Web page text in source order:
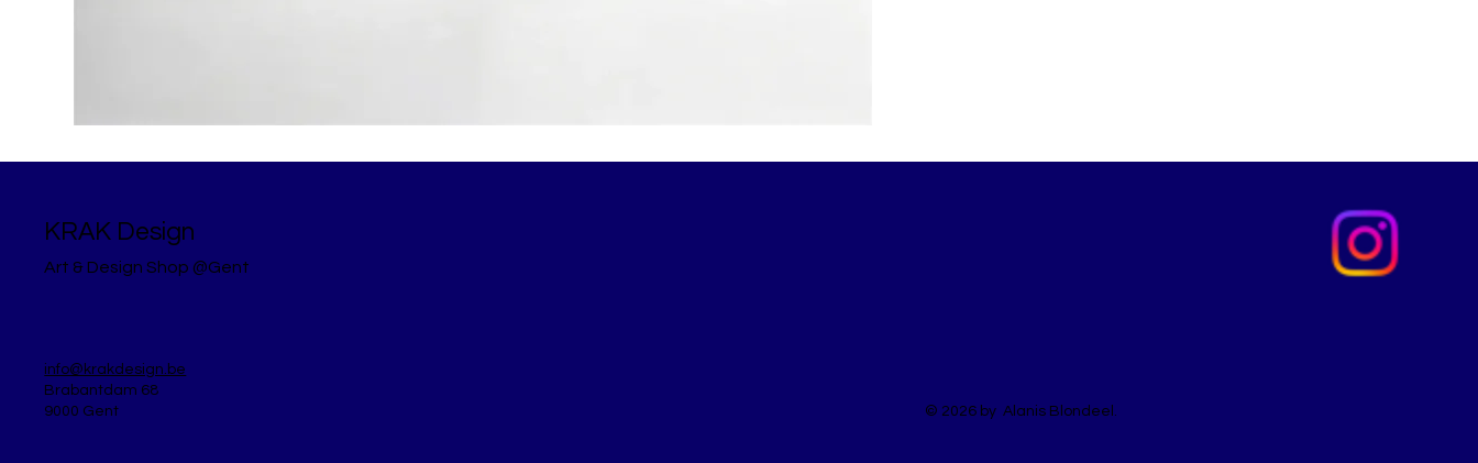
KRAK Design
Art & Design Shop @Gent
© 2026 by Alanis Blondeel.
info@krakdesign.be
Brabantdam 68
9000 Gent